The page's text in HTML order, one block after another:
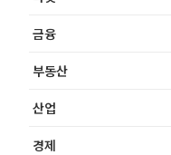
금융
부동산
산업
경제